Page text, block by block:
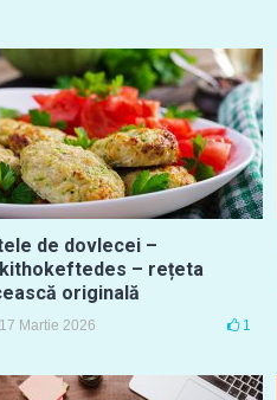
de dovlecei –
– rețeta
originală
Martie 2026 1